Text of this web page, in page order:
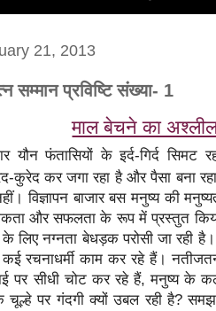
21, 2013
सम्मान प्रविष्टि संख्या- 1
माल बेचने का
यौन फंतासियों के इर्द-गिर्द सिमट
कुरेद कर जगा रहा है और पैसा बना
विज्ञापन बाजार बस मनुष्य की
और सफलता के रूप में प्रस्तुत
लिए नग्नता बेधड़क परोसी जा रही
रचनाधर्मी काम कर रहे हैं।
पर सीधी चोट कर रहे हैं, मनुष्य
चूल्हे पर गंदगी क्यों उबल रही है?